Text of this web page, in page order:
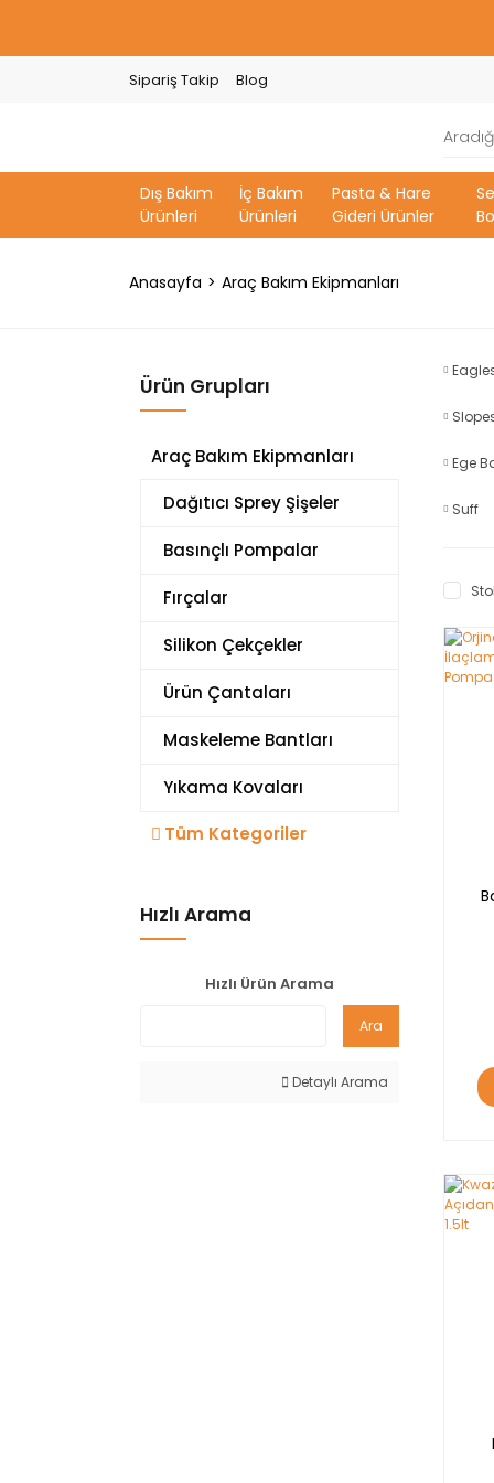
Sipariş Takip Blog
Dış Bakım
Ürünleri
İç Bakım
Ürünleri
Pasta & Hare
Gideri Ürünler
Anasayfa Araç Bakım Ekipmanları
Ürün Grupları
Araç Bakım Ekipmanları
Dağıtıcı Sprey Şişeler
Basınçlı Pompalar
Fırçalar
Silikon Çekçekler
Ürün Çantaları
Maskeleme Bantları
Yıkama Kovaları
Tüm Kategoriler
Hızlı Arama
Hızlı Ürün Arama
Ara
Detaylı Arama
Ege
Suff